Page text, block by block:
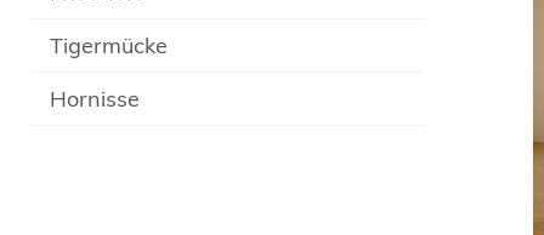
Tigermücke
Hornisse